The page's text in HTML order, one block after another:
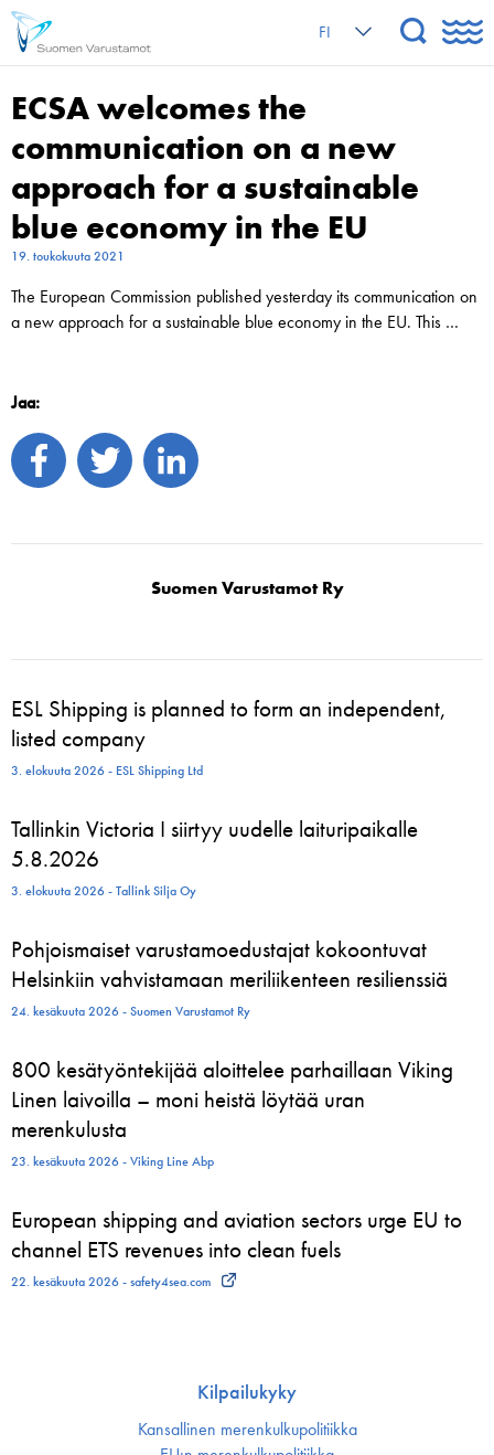
FI
ECSA welcomes the
communication on a new
approach for a sustainable
blue economy in the EU
19. toukokuuta 2021
The European Commission published yesterday its communication on
a new approach for a sustainable blue economy in the EU. This …
Jaa:
Suomen Varustamot Ry
ESL Shipping is planned to form an independent,
listed company
3. elokuuta 2026 - ESL Shipping Ltd
Tallinkin Victoria I siirtyy uudelle laituripaikalle
5.8.2026
3. elokuuta 2026 - Tallink Silja Oy
Pohjoismaiset varustamoedustajat kokoontuvat
Helsinkiin vahvistamaan meriliikenteen resilienssiä
24. kesäkuuta 2026 - Suomen Varustamot Ry
800 kesätyöntekijää aloittelee parhaillaan Viking
Linen laivoilla – moni heistä löytää uran
merenkulusta
23. kesäkuuta 2026 - Viking Line Abp
European shipping and aviation sectors urge EU to
channel ETS revenues into clean fuels
22. kesäkuuta 2026 - safety4sea.com
Kilpailukyky
Kansallinen merenkulku­politiikka